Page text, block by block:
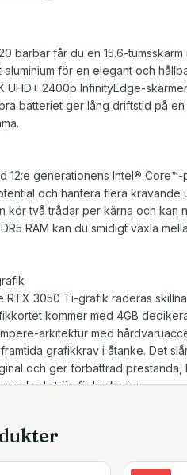
bärbar får du en 15.6-
aluminium för en elegant och
UHD+ 2400p InfinityEdge-
batteriet ger lång driftstid på
12:e generationens Intel®
och hantera flera krävande
kör två trådar per kärna och kan
RAM kan du smidigt växla
RTX 3050 Ti-grafik raderas
kommer med 4GB
arkitektur med
grafikkrav i åtanke. Det
och ger förbättrad
strömförbrukning.
pekskärmen på 15.6 tum